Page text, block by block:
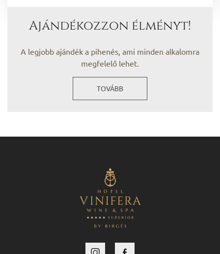
Ajándékozzon élményt!
A legjobb ajándék a pihenés, ami minden alkalomra
megfelelő lehet.
TOVÁBB